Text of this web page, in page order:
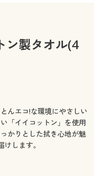
ン製タオル(4
んエコ!な環境にやさしい
「イイコットン」を使用
かりとした拭き心地が魅
します。